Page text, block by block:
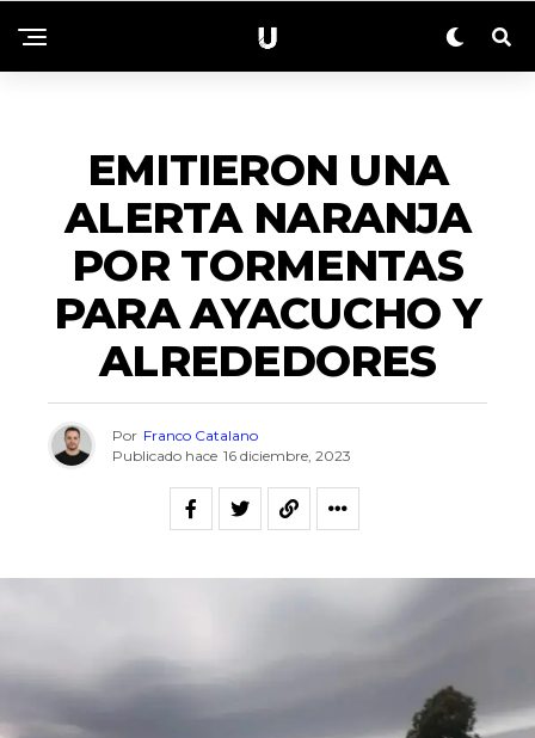
EMITIERON UNA
ALERTA NARANJA
POR TORMENTAS
PARA AYACUCHO Y
ALREDEDORES
Por Franco Catalano
Publicado hace 16 diciembre, 2023